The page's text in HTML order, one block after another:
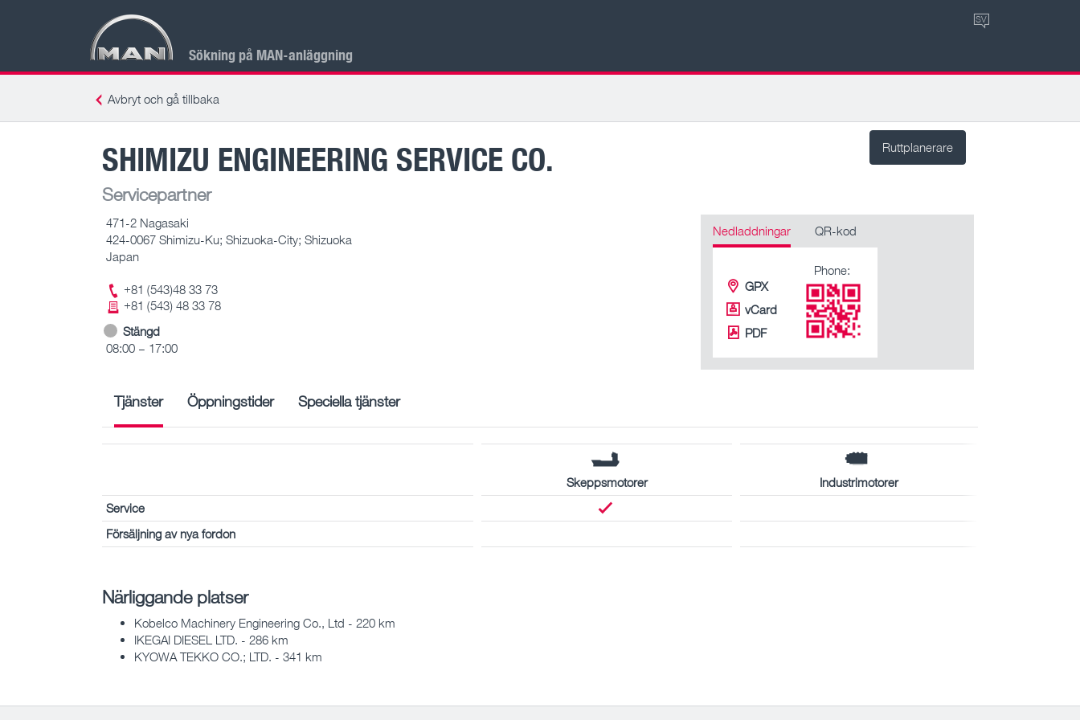
Sökning på MAN-anläggning
SV
Avbryt och gå tillbaka
Ruttplanerare
SHIMIZU ENGINEERING SERVICE CO.
Servicepartner
471-2 Nagasaki
424-0067 Shimizu-Ku; Shizuoka-City; Shizuoka
Japan
+81 (543)48 33 73
+81 (543) 48 33 78
Stängd
08:00 – 17:00
Nedladdningar QR-kod
GPX
vCard
PDF
Phone:
Tjänster Öppningstider Speciella tjänster
Skeppsmotorer
Industrimotorer
Service
Försäljning av nya fordon
Närliggande platser
Kobelco Machinery Engineering Co., Ltd - 220 km
IKEGAI DIESEL LTD. - 286 km
KYOWA TEKKO CO.; LTD. - 341 km